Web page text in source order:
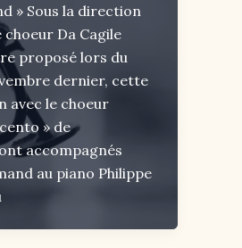
» Sous la direction
choeur Da Cagile
proposé lors du
dernier, cette
avec le choeur
» de
accompagnés
au piano Philippe